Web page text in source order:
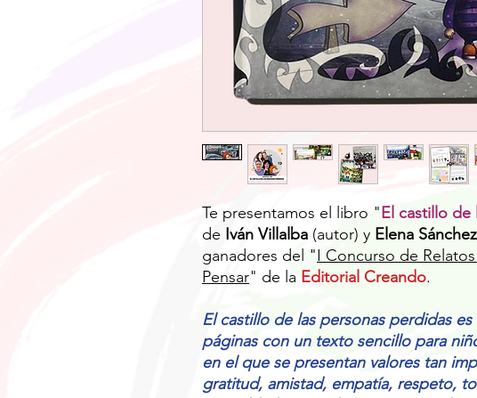
Te presentamos el libro "El castillo de
de Iván Villalba (autor) y Elena
ganadores del "I Concurso de
Pensar" de la Editorial Creando.
El castillo de las personas perdidas
páginas con un texto sencillo para
en el que se presentan valores tan
gratitud, amistad, empatía, respeto,